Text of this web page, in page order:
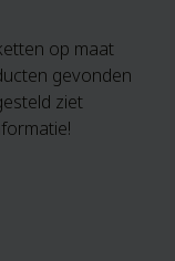
op maat
gevonden
ziet